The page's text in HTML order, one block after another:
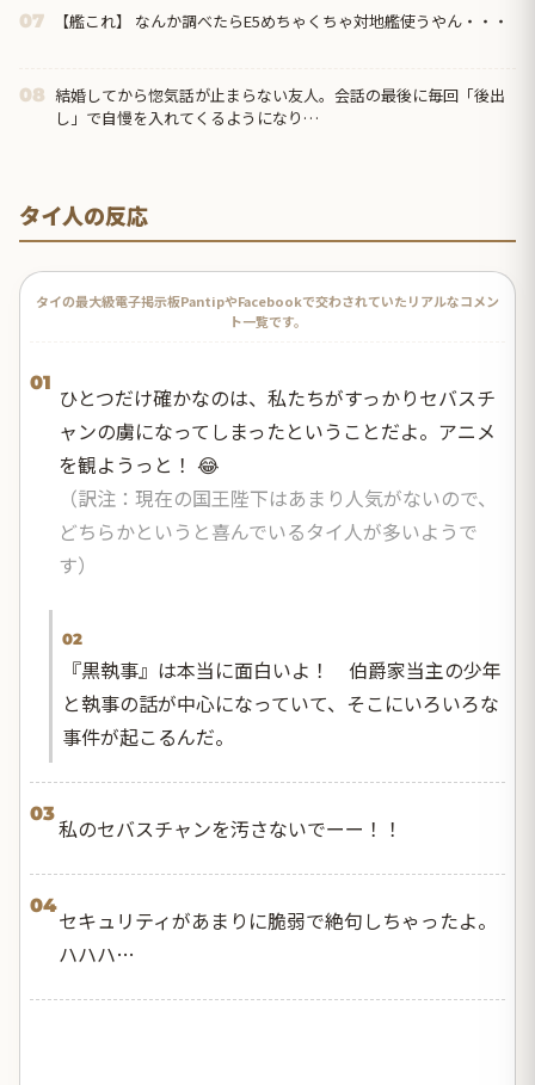
07 【艦これ】 なんか調べたらE5めちゃくちゃ対地艦使うやん・・・
08 結婚してから惚気話が止まらない友人。会話の最後に毎回「後出
し」で自慢を入れてくるようになり…
タイ人の反応
タイの最大級電子掲示板PantipやFacebookで交わされていたリアルなコメン
ト一覧です。
01
ひとつだけ確かなのは、私たちがすっかりセバスチ
ャンの虜になってしまったということだよ。アニメ
を観ようっと！ 😂
（訳注：現在の国王陛下はあまり人気がないので、
どちらかというと喜んでいるタイ人が多いようで
す）
02
『黒執事』は本当に面白いよ！ 伯爵家当主の少年
と執事の話が中心になっていて、そこにいろいろな
事件が起こるんだ。
03
私のセバスチャンを汚さないでーー！！
04
セキュリティがあまりに脆弱で絶句しちゃったよ。
ハハハ…